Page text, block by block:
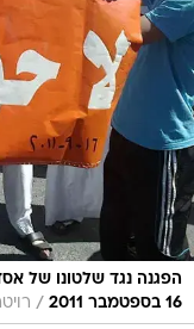
הפגנה נגד שלטונו של
16 בספטמבר 2011
/